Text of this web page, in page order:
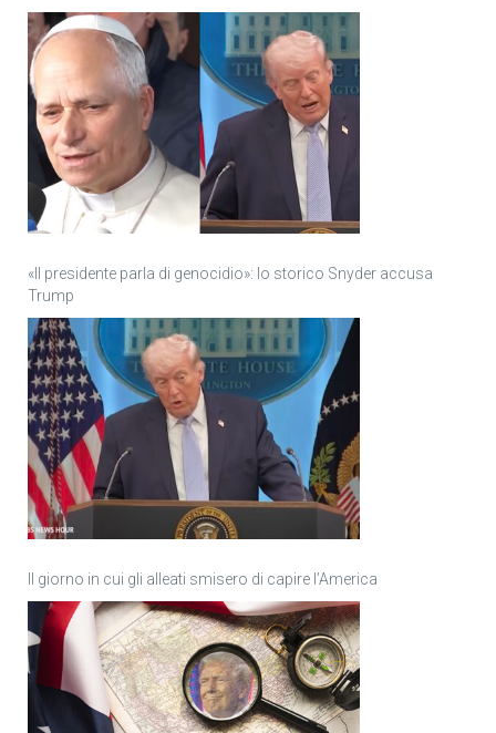
«Il presidente parla di genocidio»: lo storico Snyder accusa
Trump
Il giorno in cui gli alleati smisero di capire l’America